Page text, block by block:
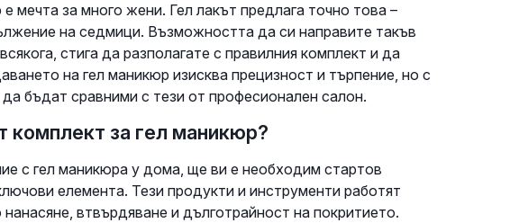
мечта за много жени. Гел лакът предлага точно това –
на седмици. Възможността да си направите такъв
стига да разполагате с правилния комплект и да
на гел маникюр изисква прецизност и търпение, но с
бъдат сравними с тези от професионален салон.
комплект за гел маникюр?
с гел маникюра у дома, ще ви е необходим стартов
елемента. Тези продукти и инструменти работят
втвърдяване и дълготрайност на покритието.